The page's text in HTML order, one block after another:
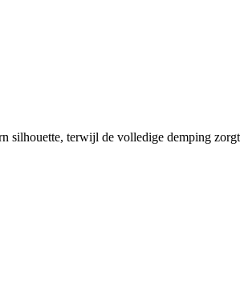
silhouette, terwijl de volledige demping